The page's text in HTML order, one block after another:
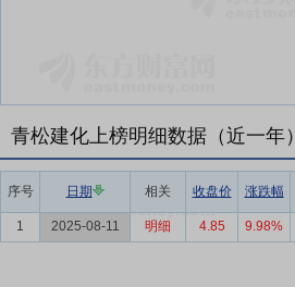
青松建化上榜明细数据（近一年）
序号 日期 相关 收盘价 涨跌幅
1
2025-08-11 明细 4.85 9.98%